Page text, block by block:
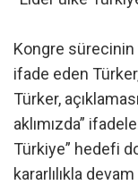
Kongre sürecinin
ifade eden
Türker,
aklımızda”
Türkiye” hedefi
kararlılıkla